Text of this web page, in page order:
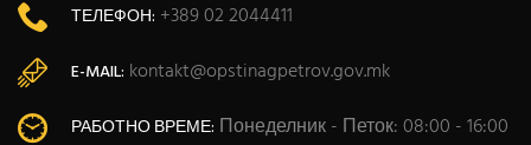
ТЕЛЕФОН: +389 02 2044411
E-MAIL: kontakt@opstinagpetrov.gov.mk
РАБОТНО ВРЕМЕ: Понеделник - Петок: 08:00 - 16:00